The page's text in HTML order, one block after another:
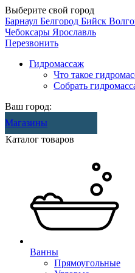
Выберите свой город
Барнаул Белгород Бийск
Чебоксары Ярославль
Перезвонить
Гидромассаж
Что такое
Собрать
Ваш город:
Магазины
Каталог товаров
Ванны
Прямоугольные